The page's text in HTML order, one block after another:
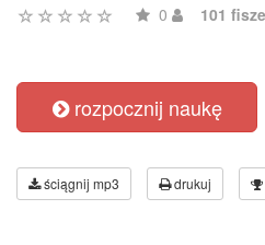
0 101
rozpocznij naukę
ściągnij mp3 drukuj